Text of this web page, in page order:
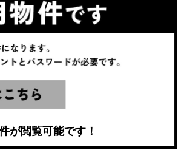
が閲覧可能です！